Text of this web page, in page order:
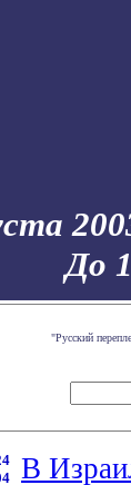
До
"Русский
В